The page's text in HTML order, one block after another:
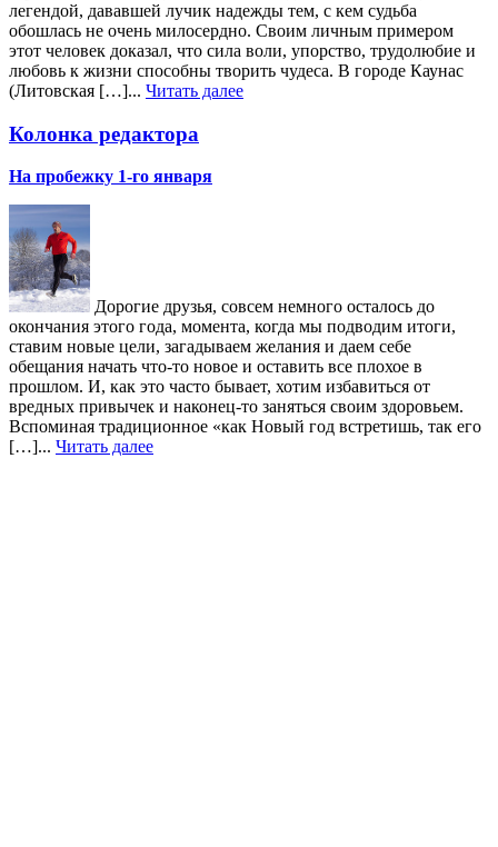
легендой, дававшей лучик надежды тем, с кем судьба
обошлась не очень милосердно. Своим личным примером
этот человек доказал, что сила воли, упорство, трудолюбие и
любовь к жизни способны творить чудеса. В городе Каунас
(Литовская […]... Читать далее
Колонка редактора
На пробежку 1-го января
Дорогие друзья, совсем немного осталось до
окончания этого года, момента, когда мы подводим итоги,
ставим новые цели, загадываем желания и даем себе
обещания начать что-то новое и оставить все плохое в
прошлом. И, как это часто бывает, хотим избавиться от
вредных привычек и наконец-то заняться своим здоровьем.
Вспоминая традиционное «как Новый год встретишь, так его
[…]... Читать далее